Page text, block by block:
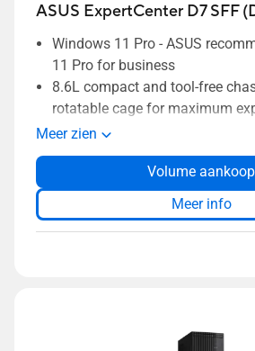
ASUS ExpertCenter D7 SFF
Windows 11 Pro - ASUS
11 Pro for business
8.6L compact and tool-free
rotatable cage for maximum
Durability-tested with MIL-STD
standards1 and ASUS in-house
Extensive I/O ports to support
connectivity needs
Meer zien
Volume aankoop
Meer info